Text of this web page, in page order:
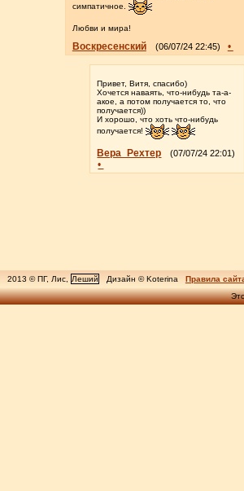
симпатичное.
Любви и мира!
Воскресенский (06/07/24 22:45) •
Привет, Витя, спасибо)
Хочется наваять, что-нибудь та-а-
акое, а потом получается то, что
получается))
И хорошо, что хоть что-нибудь
получается!
Вера_Рехтер (07/07/24 22:01)
•
2013 © ПГ, Лис, Леший Дизайн © Koterina
Правила